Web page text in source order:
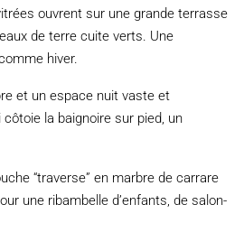
ouvrent sur une grande terrasse
de terre cuite verts. Une
hiver.
et un espace nuit vaste et
la baignoire sur pied, un
“traverse” en marbre de carrare
une ribambelle d’enfants, de salon-